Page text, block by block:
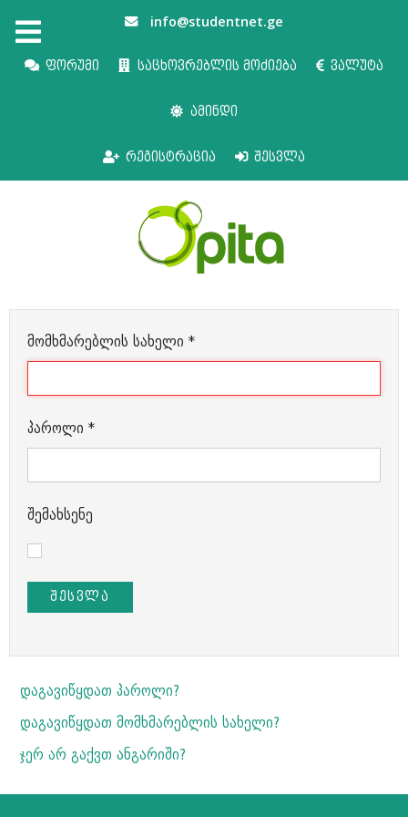
info@studentnet.ge
ფორუმი საცხოვრებლის მოძიება ვალუტა
ამინდი
რეგისტრაცია შესვლა
მომხმარებლის სახელი *
პაროლი *
შემახსენე
ᲨᲔᲡᲕᲚᲐ
დაგავიწყდათ პაროლი?
დაგავიწყდათ მომხმარებლის სახელი?
ჯერ არ გაქვთ ანგარიში?